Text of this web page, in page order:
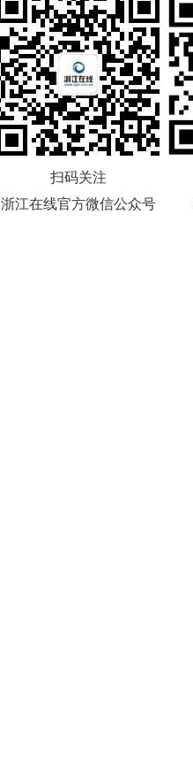
扫码关注
浙江在线官方微信公众号